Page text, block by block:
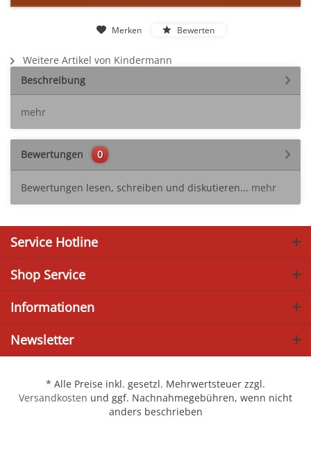
Merken Bewerten
Weitere Artikel von Kindermann
Beschreibung
mehr
Bewertungen 0
Bewertungen lesen, schreiben und diskutieren... mehr
Service Hotline
Shop Service
Informationen
Newsletter
* Alle Preise inkl. gesetzl. Mehrwertsteuer zzgl.
Versandkosten und ggf. Nachnahmegebühren, wenn nicht
anders beschrieben